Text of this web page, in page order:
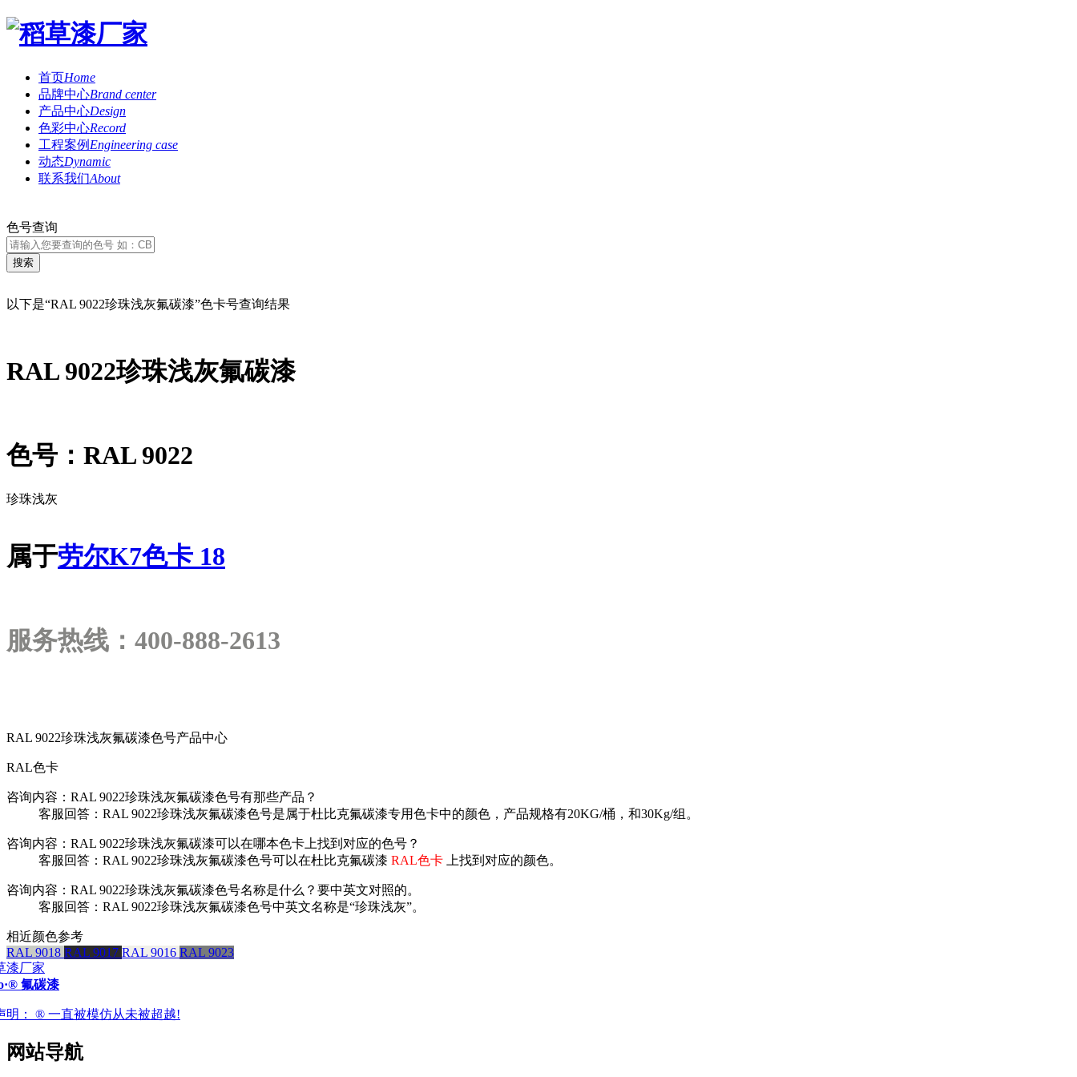
首页Home
品牌中心Brand center
产品中心Design
色彩中心Record
工程案例 Engineering case
动态Dynamic
联系我们About
色号查询
以下是“RAL 9022珍珠浅灰氟碳漆”色卡号查询结果
RAL 9022珍珠浅灰氟碳漆
色号：RAL 9022
珍珠浅灰
属于劳尔K7色卡 18
服务热线：400-888-2613
RAL 9022珍珠浅灰氟碳漆色号产品中心
RAL色卡
咨询内容：RAL 9022珍珠浅灰氟碳漆色号有那些产品？
客服回答：RAL 9022珍珠浅灰氟碳漆色号是属于杜比克氟碳漆专用色卡中的颜色，产品规格有20KG/桶，和30Kg/组。
咨询内容：RAL 9022珍珠浅灰氟碳漆可以在哪本色卡上找到对应的色号？
客服回答：RAL 9022珍珠浅灰氟碳漆色号可以在杜比克氟碳漆 RAL色卡 上找到对应的颜色。
咨询内容：RAL 9022珍珠浅灰氟碳漆色号名称是什么？要中英文对照的。
客服回答：RAL 9022珍珠浅灰氟碳漆色号中英文名称是“珍珠浅灰”。
相近颜色参考
RAL 9018 RAL 9017 RAL 9016 RAL 9023
氟碳漆
明： ® 一直被模仿从未被超越!
网站导航